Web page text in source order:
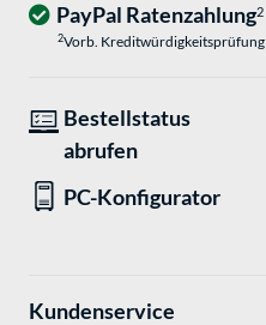
PayPal Ratenzahlung2
2Vorb. Kreditwürdigkeitsprüfung
Bestellstatus
abrufen
PC-Konfigurator
Kundenservice